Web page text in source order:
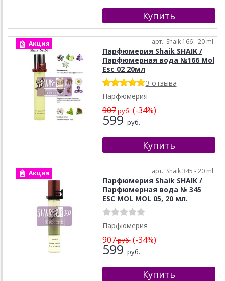
Акция арт.: Shaik 166 - 20 ml
Парфюмерия Shaik SHAIK /
Парфюмерная вода №166 Mol
Esc 02 20мл
3 отзыва
Парфюмерия
907руб.(-34%)
599 руб.
Акция арт.: Shaik 345 - 20 ml
Парфюмерия Shaik SHAIK /
Парфюмерная вода № 345
ESC MOL MOL 05, 20 мл.
Парфюмерия
907руб.(-34%)
599 руб.